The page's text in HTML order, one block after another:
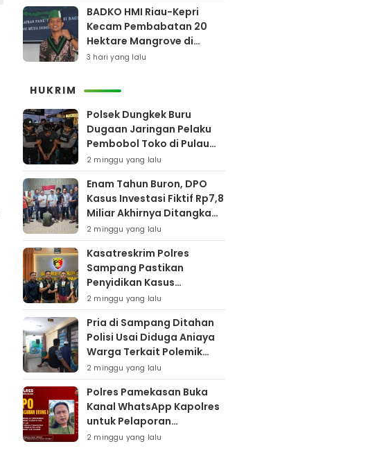
BADKO HMI Riau-Kepri
Kecam Pembabatan 20
Hektare Mangrove di
Bengkalis
3 hari yang lalu
HUKRIM
Polsek Dungkek Buru
Dugaan Jaringan Pelaku
Pembobol Toko di Pulau
Gili Iyang
2 minggu yang lalu
Enam Tahun Buron, DPO
Kasus Investasi Fiktif Rp7,8
Miliar Akhirnya Ditangkap
Polres Pamekasan
2 minggu yang lalu
Kasatreskrim Polres
Sampang Pastikan
Penyidikan Kasus
Rudapaksa Anak Berjalan
Sesuai Fakta Hukum
2 minggu yang lalu
Pria di Sampang Ditahan
Polisi Usai Diduga Aniaya
Warga Terkait Polemik
Bansos
2 minggu yang lalu
Polres Pamekasan Buka
Kanal WhatsApp Kapolres
untuk Pelaporan
Keberadaan DPO AEF
2 minggu yang lalu